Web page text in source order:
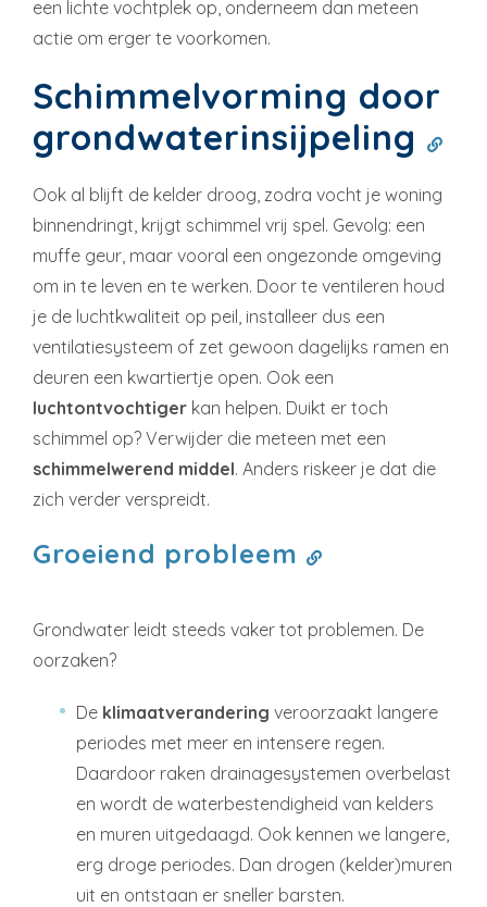
een lichte vochtplek op, onderneem dan meteen
actie om erger te voorkomen.
Schimmelvorming door
grondwaterinsijpeling
Ook al blijft de kelder droog, zodra vocht je woning
binnendringt, krijgt schimmel vrij spel. Gevolg: een
muffe geur, maar vooral een ongezonde omgeving
om in te leven en te werken. Door te ventileren houd
je de luchtkwaliteit op peil, installeer dus een
ventilatiesysteem of zet gewoon dagelijks ramen en
deuren een kwartiertje open. Ook een
luchtontvochtiger kan helpen. Duikt er toch
schimmel op? Verwijder die meteen met een
schimmelwerend middel. Anders riskeer je dat die
zich verder verspreidt.
Groeiend probleem
Grondwater leidt steeds vaker tot problemen. De
oorzaken?
De klimaatverandering veroorzaakt langere
periodes met meer en intensere regen.
Daardoor raken drainagesystemen overbelast
en wordt de waterbestendigheid van kelders
en muren uitgedaagd. Ook kennen we langere,
erg droge periodes. Dan drogen (kelder)muren
uit en ontstaan er sneller barsten.